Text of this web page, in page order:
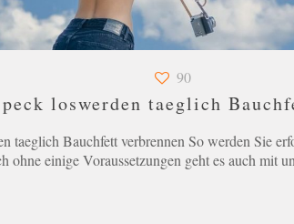
90
loswerden taeglich
taeglich Bauchfett verbrennen So werden Sie
ohne einige Voraussetzungen geht es auch mit